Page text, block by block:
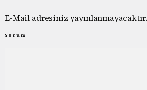
E-Mail adresiniz yayınlanmayacaktır.
Yorum